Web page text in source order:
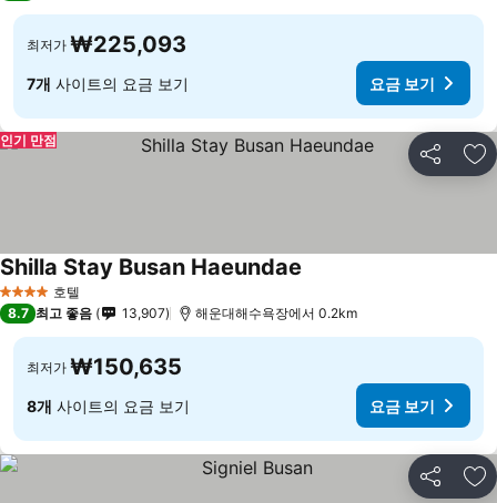
최저가 ₩225,093
7개 사이트의 요금 보기 요금 보기
공유 즐
인기 만점
4 성급 호텔
Shilla Stay Busan Haeundae
8.7 최고 좋음 13,907 해운대해수욕장에서 0.2km
최저가 ₩150,635
8개 사이트의 요금 보기 요금 보기
공유 즐